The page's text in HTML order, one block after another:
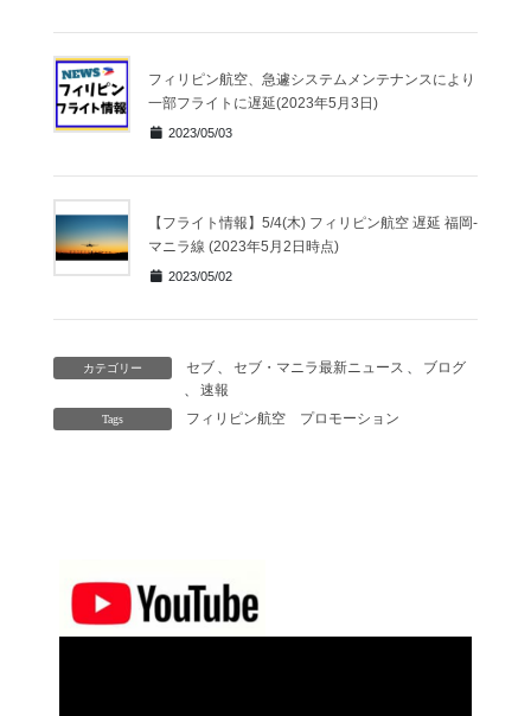
フィリピン航空、急遽システムメンテナンスにより
一部フライトに遅延(2023年5月3日)
2023/05/03
【フライト情報】5/4(木) フィリピン航空 遅延 福岡-
マニラ線 (2023年5月2日時点)
2023/05/02
カテゴリー セブ 、 セブ・マニラ最新ニュース 、
ブログ
、
速報
Tags フィリピン航空 プロモーション